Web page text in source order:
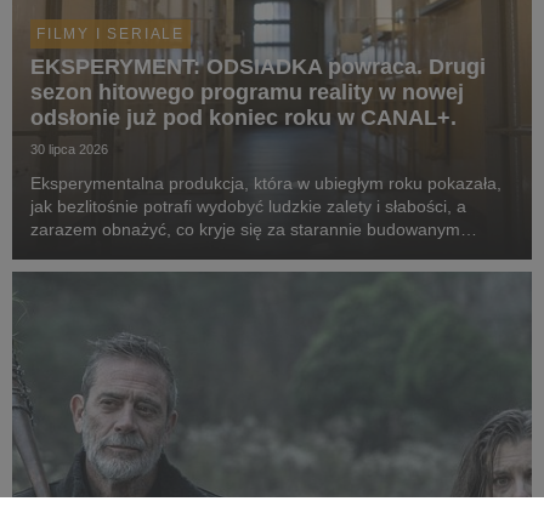
FILMY I SERIALE
EKSPERYMENT: ODSIADKA powraca. Drugi
sezon hitowego programu reality w nowej
odsłonie już pod koniec roku w CANAL+.
30 lipca 2026
Eksperymentalna produkcja, która w ubiegłym roku pokazała,
jak bezlitośnie potrafi wydobyć ludzkie zalety i słabości, a
zarazem obnażyć, co kryje się za starannie budowanym
razem za więzienne kraty trafią kobiety. ...